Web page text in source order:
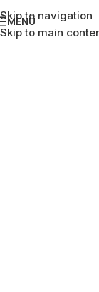
Skip to navigation
Skip to main
MENÜ